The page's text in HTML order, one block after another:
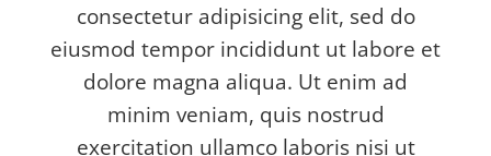
consectetur adipisicing elit, sed do
eiusmod tempor incididunt ut labore et
dolore magna aliqua. Ut enim ad
minim veniam, quis nostrud
exercitation ullamco laboris nisi ut